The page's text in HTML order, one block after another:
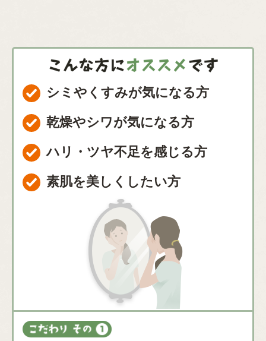
シミやくすみが気になる方
乾燥やシワが気になる方
ハリ・ツヤ不足を感じる方
素肌を美しくしたい方